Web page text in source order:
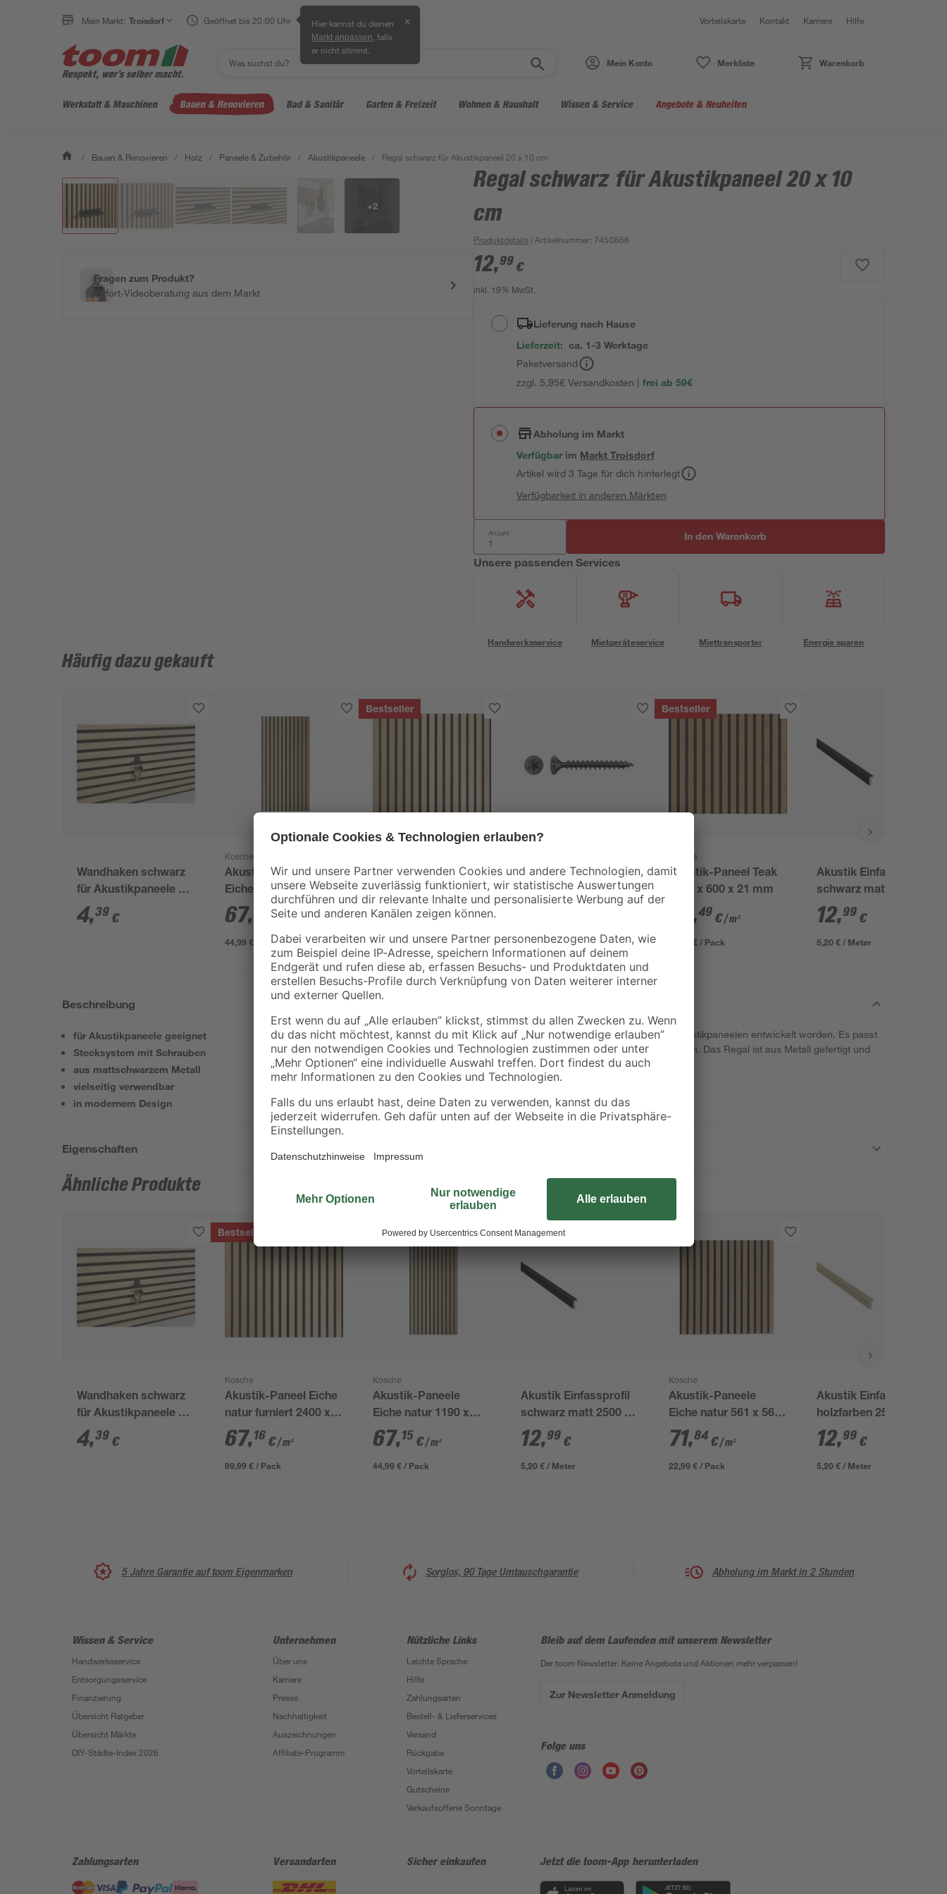
Mein Markt: Troisdorf Geöffnet bis 20:00 Uhr Hier kannst du deinen
Markt anpassen , falls
er nicht stimmt.
✕ Vorteilskarte Kontakt Karriere Hilfe
Mein Konto Merkliste Warenkorb
Werkstatt & Maschinen Bauen & Renovieren Bad & Sanitär Garten & Freizeit Wohnen & Haushalt Wissen & Service Angebote & Neuheiten
/ Bauen & Renovieren / Holz / Paneele & Zubehör / Akustikpaneele / Regal schwarz für Akustikpaneel 20 x 10 cm
+2
Fragen zum Produkt?
Sofort-Videoberatung aus dem Markt
Regal schwarz für Akustikpaneel 20 x 10
cm
Produktdetails | Artikelnummer: 7450866
12,99 €
inkl. 19% MwSt.
Lieferung nach Hause
Lieferzeit: ca. 1-3 Werktage
Paketversand
zzgl. 5,95€ Versandkosten | frei ab 59€
Abholung im Markt
Verfügbar im MarktTroisdorf
Artikel wird 3 Tage für dich hinterlegt
Verfügbarkeit in anderen Märkten
Anzahl: In den Warenkorb
Unsere passenden Services
Handwerksservice Mietgeräteservice Miettransporter Energie sparen
Häufig dazu gekauft
Wandhaken schwarz
für Akustikpaneele 2
Stück
4,39 €
Kosche
Akustik-Paneele
Eiche natur 1190 x
561 x 19 mm
67, €/ m²
44,99 € / Pack
Bestseller
Akustik-Paneel Eiche
natur furniert 2400 x
561 x 19 mm
67,16 €/ m²
89,99 € / Pack
Universalschraube
'BLAX' T-Star plus
T20 Ø 4 x 30 mm 20
Bestseller
Kosche
Akustik-Paneel Teak
2400 x 600 x 21 mm
,49 €/ m²
89,99 € / Pack
Akustik Einfassprofil
schwarz matt 2500 x
24 mm
12,99 €
5,20 € / Meter
Beschreibung
für Akustikpaneele geeignet
Stecksystem mit Schrauben
aus mattschwarzem Metall
vielseitig verwendbar
in modernem Design
Dieses Regal ist speziell für die Montage an Akustikpaneelen entwickelt worden. Es passt
problemlos in die Lücken zwischen den Lamellen. Das Regal ist aus Metall gefertigt und
vielseitig einsetzbar.
Eigenschaften
Ähnliche Produkte
Wandhaken schwarz
für Akustikpaneele 2
Stück
4,39 €
Bestseller
Kosche
Akustik-Paneel Eiche
natur furniert 2400 x
561 x 19 mm
67,16 €/ m²
89,99 € / Pack
Kosche
Akustik-Paneele
Eiche natur 1190 x
561 x 19 mm
67,15 €/ m²
44,99 € / Pack
Akustik Einfassprofil
schwarz matt 2500 x
24 mm
12,99 €
5,20 € / Meter
Kosche
Akustik-Paneele
Eiche natur 561 x 561
x 19 mm
71,84 €/ m²
22,99 € / Pack
Akustik Einfassprofil
holzfarben 2500 x 24
mm
12,99 €
5,20 € / Meter
5 Jahre Garantie auf toom Eigenmarken Sorglos, 90 Tage Umtauschgarantie Abholung im Markt in 2 Stunden
Wissen & Service
Handwerksservice
Entsorgungsservice
Finanzierung
Übersicht Ratgeber
Übersicht Märkte
DIY-Städte-Index 2026
Unternehmen
Über uns
Karriere
Presse
Nachhaltigkeit
Auszeichnungen
Affiliate-Programm
Nützliche Links
Leichte Sprache
Hilfe
Zahlungsarten
Bestell- & Lieferservices
Versand
Rückgabe
Vorteilskarte
Gutscheine
Verkaufsoffene Sonntage
Bleib auf dem Laufenden mit unserem Newsletter
Der toom Newsletter: Keine Angebote und Aktionen mehr verpassen!
Zur Newsletter Anmeldung
Folge uns
Zahlungsarten Versandarten Sicher einkaufen Jetzt die toom-App herunterladen